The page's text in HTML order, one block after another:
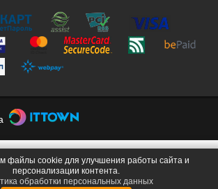
файлы cookie для улучшения работы сайта и
персонализации контента.
обработки персональных данных